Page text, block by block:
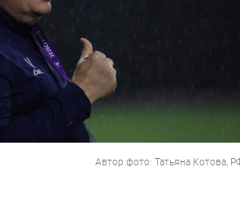
Автор фото: Татьяна Котова,